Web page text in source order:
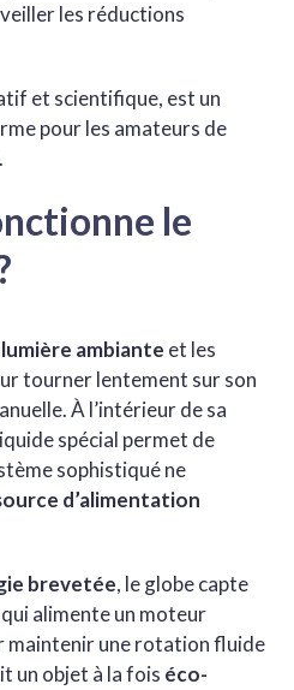
les réductions
et scientifique, est un
pour les amateurs de
le
lumière ambiante et les
tourner lentement sur son
À l’intérieur de sa
spécial permet de
sophistiqué ne
d’alimentation
brevetée, le globe capte
alimente un moteur
maintenir une rotation fluide
un objet à la fois éco-